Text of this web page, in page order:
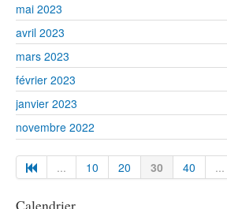
mai 2023
avril 2023
mars 2023
février 2023
janvier 2023
novembre 2022
... 10 20 30 40 ...